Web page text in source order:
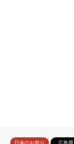
日本のお祭り 広島県